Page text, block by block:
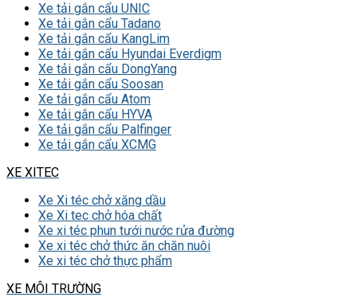
Xe tải gắn cẩu UNIC
Xe tải gắn cẩu Tadano
Xe tải gắn cẩu KangLim
Xe tải gắn cẩu Hyundai Everdigm
Xe tải gắn cẩu DongYang
Xe tải gắn cẩu Soosan
Xe tải gắn cẩu Atom
Xe tải gắn cẩu HYVA
Xe tải gắn cẩu Palfinger
Xe tải gắn cẩu XCMG
XE XITEC
Xe Xi téc chở xăng dầu
Xe Xi tec chở hóa chất
Xe xi téc phun tưới nước rửa đường
Xe xi téc chở thức ăn chăn nuôi
Xe xi téc chở thực phẩm
XE MÔI TRƯỜNG